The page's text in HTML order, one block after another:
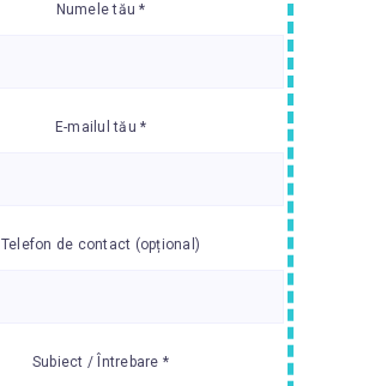
Numele tău *
E-mailul tău *
Telefon de contact (opțional)
Subiect / Întrebare *